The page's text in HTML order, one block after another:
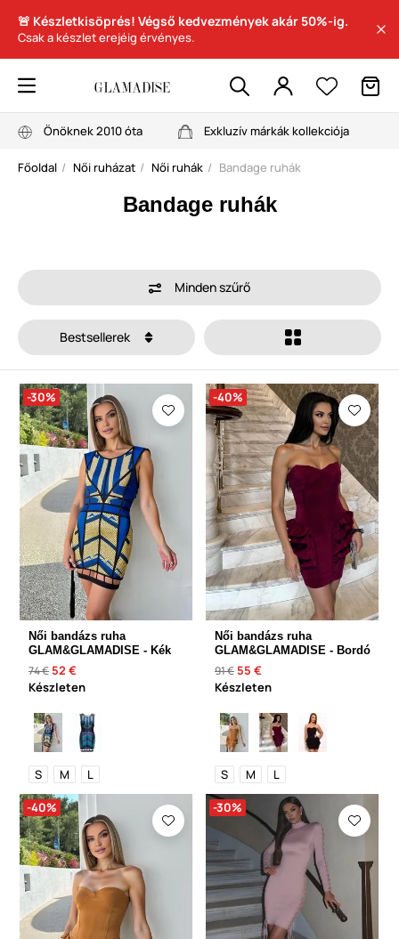
🚨 Készletkisöprés! Végső kedvezmények akár 50%-ig.
Csak a készlet erejéig érvényes.
Önöknek 2010 óta Exkluzív márkák kollekciója
Főoldal Női ruházat Női ruhák Bandage ruhák
Bandage ruhák
Minden szűrő
Bestsellerek
-30%
Női bandázs ruha
GLAM&GLAMADISE - Kék
74 € 52 €
Készleten
S M L
-40%
Női bandázs ruha
GLAM&GLAMADISE - Bordó
91 € 55 €
Készleten
S M L
-40% -30%